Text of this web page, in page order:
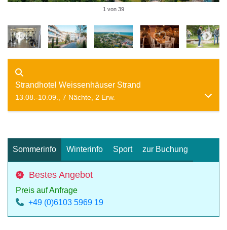
1 von 39
Strandhotel Weissenhäuser Strand
13.08.-10.09., 7 Nächte, 2 Erw.
Sommerinfo Winterinfo Sport zur Buchung
Bestes Angebot
Preis auf Anfrage
+49 (0)6103 5969 19